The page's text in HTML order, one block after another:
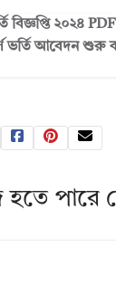
বিজ্ঞপ্তি ২০২৪
ভর্তি আবেদন শুরু
পারে